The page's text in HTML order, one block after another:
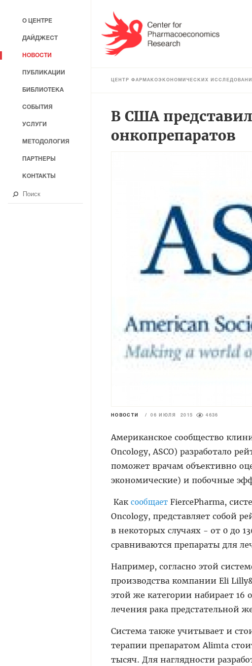
ЦЕНТР ФАРМАКОЭКОНОМИЧЕСКИХ
В США
онкопрепаратов
НОВОСТИ / 06 ИЮЛЯ 2015 4636
Американское сообщество
Oncology, ASCO) разработало
поможет врачам объективно
экономические) и побочные
Как сообщает FiercePharma,
Oncology, представляет собой
в некоторых случаях - от 0 до
сравниваются препараты для
Например, согласно этой
производства компании Eli
этой же категории набирает 16
лечения рака предстательной
Система также учитывает и
терапии препаратом Alimta
тысяч. Для наглядности
О ЦЕНТРЕ
ДАЙДЖЕСТ
НОВОСТИ
ПУБЛИКАЦИИ
БИБЛИОТЕКА
СОБЫТИЯ
УСЛУГИ
МЕТОДОЛОГИЯ
ПАРТНЕРЫ
КОНТАКТЫ